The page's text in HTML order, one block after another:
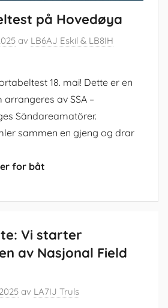
på Hovedøya
av LB6AJ Eskil & LB8IH
18. mai! Dette er en
av SSA –
Sändareamatörer.
sammen en gjeng og drar
for båt
Vi starter
av Nasjonal Field
av LA7IJ Truls